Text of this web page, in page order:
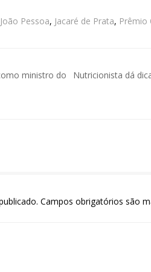
Pessoa, Jacaré de Prata, Prêmio
ministro do
Nutricionista dá
Campos obrigatórios são